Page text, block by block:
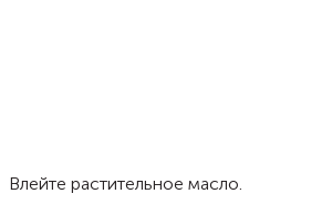
Влейте растительное масло.